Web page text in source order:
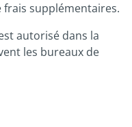
supplémentaires.
autorisé dans la
les bureaux de